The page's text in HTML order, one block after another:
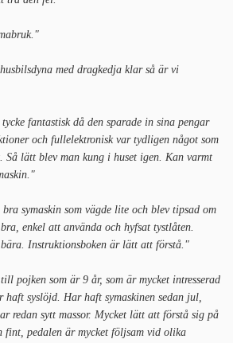
med dragkedja klar så är vi
fantastisk då den sparade in sina pengar
och fullelektronisk var tydligen något som
Så lätt blev man kung i huset igen. Kan varmt
bra symaskin som vägde lite och blev tipsad om
enkel att använda och hyfsat tystlåten.
Instruktionsboken är lätt att förstå."
pojken som är 9 år, som är mycket intresserad
haft syslöjd. Har haft symaskinen sedan jul,
redan sytt massor. Mycket lätt att förstå sig på
fint, pedalen är mycket följsam vid olika